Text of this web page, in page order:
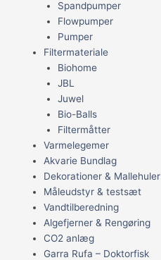
Spandpumper
Flowpumper
Pumper
Filtermateriale
Biohome
JBL
Juwel
Bio-Balls
Filtermåtter
Varmelegemer
Akvarie Bundlag
Dekorationer & Mallehuler
Måleudstyr & testsæt
Vandtilberedning
Algefjerner & Rengøring
CO2 anlæg
Garra Rufa – Doktorfisk